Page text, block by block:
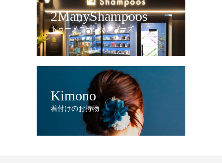
2ManyShampoos
トゥーメニーシャンプーズ
Kimono
着付けのお持物